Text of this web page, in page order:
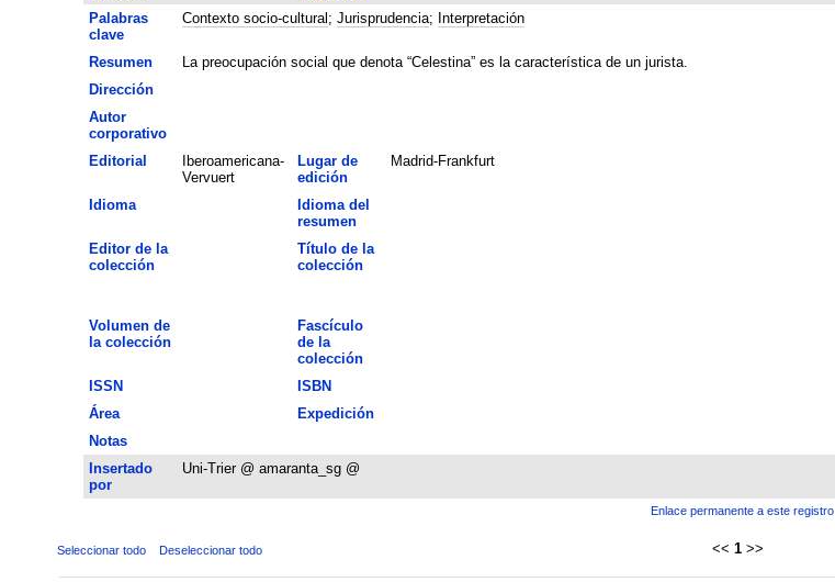
Palabras
clave
Contexto socio-cultural ; Jurisprudencia; Interpretación
Resumen
La preocupación social que denota “Celestina” es la característica de un jurista.
Dirección
Autor
corporativo
Editorial
Iberoamericana-
Vervuert
Lugar de
edición
Madrid-Frankfurt
Idioma
Idioma del
resumen
Editor de la
colección
Título de la
colección
Volumen de
la colección
Fascículo
de la
colección
ISSN ISBN
Área
Expedición
Notas
Insertado
por
Uni-Trier @ amaranta_sg @
Enlace permanente a este registro
Seleccionar todo Deseleccionar todo << 1 >>